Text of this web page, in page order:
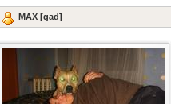
MAX [gad]